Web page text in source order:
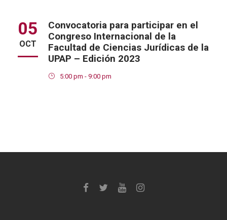
05
OCT
Convocatoria para participar en el
Congreso Internacional de la
Facultad de Ciencias Jurídicas de la
UPAP – Edición 2023
5:00 pm - 9:00 pm